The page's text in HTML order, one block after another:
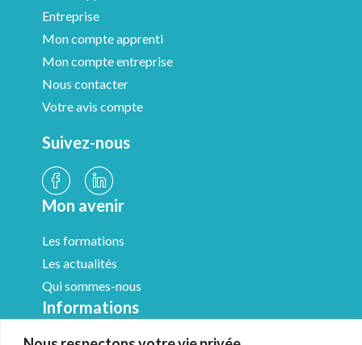
Entreprise
Mon compte apprenti
Mon compte entreprise
Nous contacter
Votre avis compte
Suivez-nous
Mon avenir
Les formations
Les actualités
Qui sommes-nous
Informations